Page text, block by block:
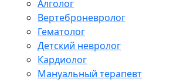
Алголог
Вертеброневролог
Гематолог
Детский невролог
Кардиолог
Мануальный терапевт